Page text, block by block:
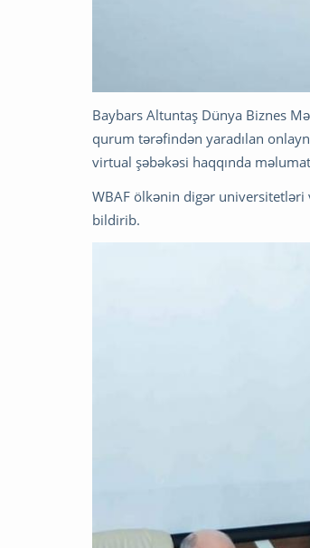
Baybars Altuntaş Dünya Biznes
qurum tərəfindən yaradılan
virtual şəbəkəsi haqqında
WBAF ölkənin digər universitetləri
bildirib.